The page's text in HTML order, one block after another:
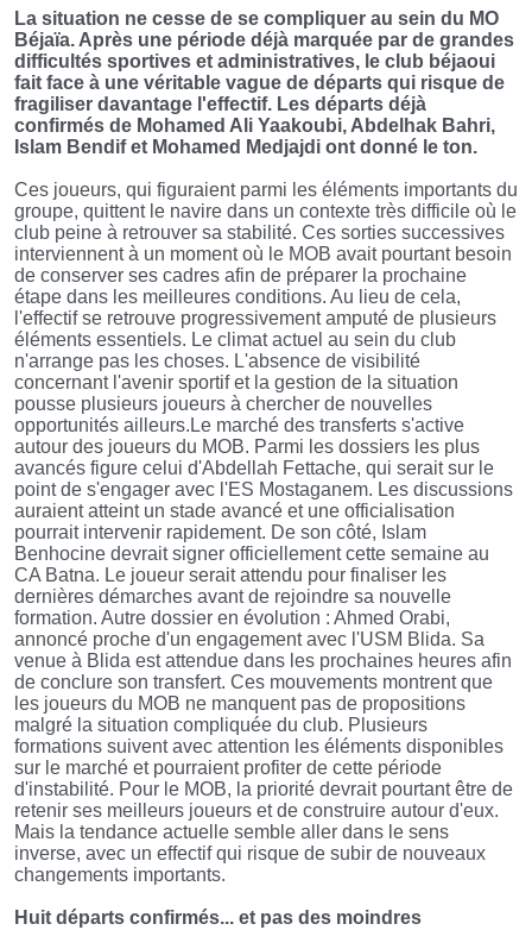
La situation ne cesse de se compliquer au sein du MO
Béjaïa. Après une période déjà marquée par de grandes
difficultés sportives et administratives, le club béjaoui
fait face à une véritable vague de départs qui risque de
fragiliser davantage l'effectif. Les départs déjà
confirmés de Mohamed Ali Yaakoubi, Abdelhak Bahri,
Islam Bendif et Mohamed Medjajdi ont donné le ton.
Ces joueurs, qui figuraient parmi les éléments importants du
groupe, quittent le navire dans un contexte très difficile où le
club peine à retrouver sa stabilité. Ces sorties successives
interviennent à un moment où le MOB avait pourtant besoin
de conserver ses cadres afin de préparer la prochaine
étape dans les meilleures conditions. Au lieu de cela,
l'effectif se retrouve progressivement amputé de plusieurs
éléments essentiels. Le climat actuel au sein du club
n'arrange pas les choses. L'absence de visibilité
concernant l'avenir sportif et la gestion de la situation
pousse plusieurs joueurs à chercher de nouvelles
opportunités ailleurs.Le marché des transferts s'active
autour des joueurs du MOB. Parmi les dossiers les plus
avancés figure celui d'Abdellah Fettache, qui serait sur le
point de s'engager avec l'ES Mostaganem. Les discussions
auraient atteint un stade avancé et une officialisation
pourrait intervenir rapidement. De son côté, Islam
Benhocine devrait signer officiellement cette semaine au
CA Batna. Le joueur serait attendu pour finaliser les
dernières démarches avant de rejoindre sa nouvelle
formation. Autre dossier en évolution : Ahmed Orabi,
annoncé proche d'un engagement avec l'USM Blida. Sa
venue à Blida est attendue dans les prochaines heures afin
de conclure son transfert. Ces mouvements montrent que
les joueurs du MOB ne manquent pas de propositions
malgré la situation compliquée du club. Plusieurs
formations suivent avec attention les éléments disponibles
sur le marché et pourraient profiter de cette période
d'instabilité. Pour le MOB, la priorité devrait pourtant être de
retenir ses meilleurs joueurs et de construire autour d'eux.
Mais la tendance actuelle semble aller dans le sens
inverse, avec un effectif qui risque de subir de nouveaux
changements importants.
Huit départs confirmés... et pas des moindres